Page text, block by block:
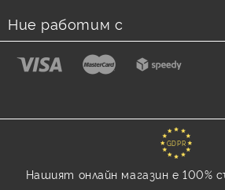
Ние работим с
GDPR
Нашият онлайн магазин е 100%